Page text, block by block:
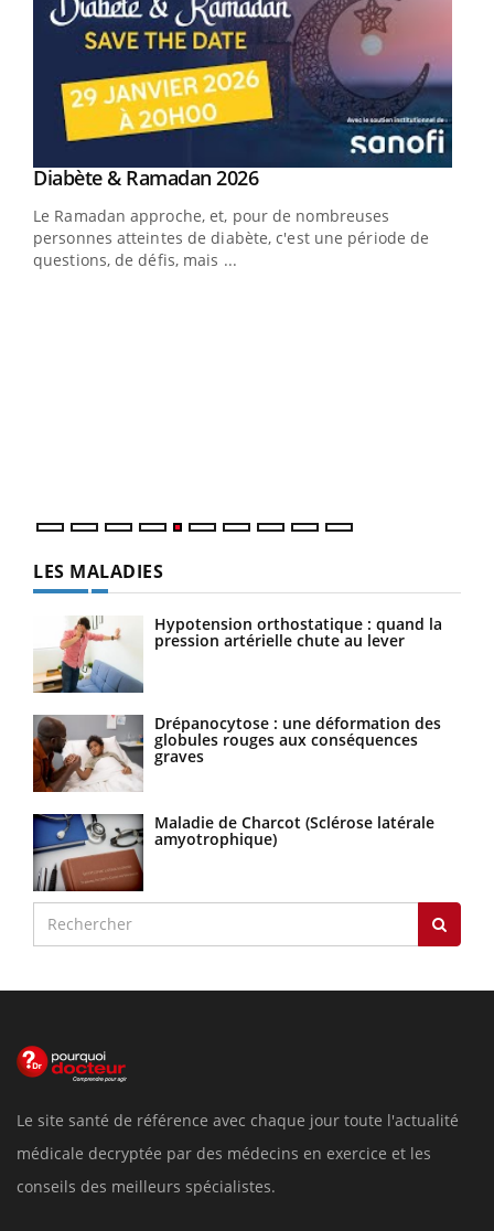
Youtube
Diabète & Ramadan 2026Youtube
Le Ramadan approche, et, pour de nombreuses
personnes atteintes de diabète, c'est une période de
questions, de défis, mais ...
Youtube
Un « jumeau numérique » pour faciliter l’accès
Un établissement lié à un groupe mutualiste innove en
matière de bilan de santé : l'utilisation d'un « jumeau
LES MALADIES
Hypotension orthostatique : quand la
pression artérielle chute au lever
Drépanocytose : une déformation des
globules rouges aux conséquences
graves
Maladie de Charcot (Sclérose latérale
amyotrophique)
Le site santé de référence avec chaque jour toute l'actualité
médicale decryptée par des médecins en exercice et les
conseils des meilleurs spécialistes.